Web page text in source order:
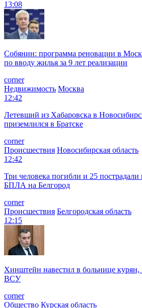
13:08
Собянин: программа реновации в
по вводу жилья за 9 лет реализации
corner
Недвижимость Москва
12:42
Летевший из Хабаровска в
приземлился в Братске
corner
Происшествия Новосибирская область
12:42
Три человека погибли и 25
БПЛА на Белгород
corner
Происшествия Белгородская область
12:15
Хинштейн навестил в больнице курян,
ВСУ
corner
Общество Курская область